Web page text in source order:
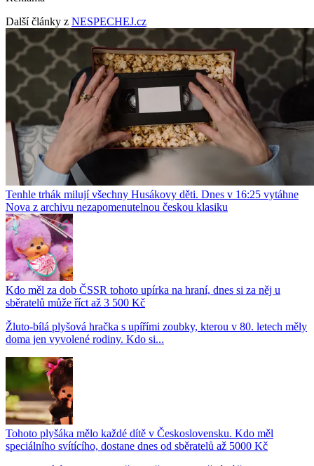
Další články z NESPECHEJ.cz
Tenhle trhák milují všechny Husákovy děti. Dnes v 16:25 vytáhne
Nova z archivu nezapomenutelnou českou klasiku
Kdo měl za dob ČSSR tohoto upírka na hraní, dnes si za něj u
sběratelů může říct až 3 500 Kč
Žluto-bílá plyšová hračka s upířími zoubky, kterou v 80. letech měly
doma jen vyvolené rodiny. Kdo si...
Tohoto plyšáka mělo každé dítě v Československu. Kdo měl
speciálního svítícího, dostane dnes od sběratelů až 5000 Kč